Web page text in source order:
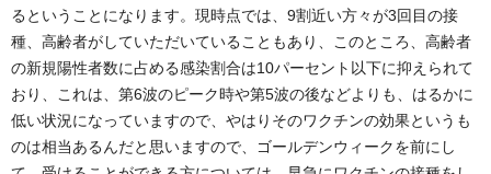
るということになります。現時点では、9割近い方々が3回目の接
種、高齢者がしていただいていることもあり、このところ、高齢者
の新規陽性者数に占める感染割合は10パーセント以下に抑えられて
おり、これは、第6波のピーク時や第5波の後などよりも、はるかに
低い状況になっていますので、やはりそのワクチンの効果というも
のは相当あるんだと思いますので、ゴールデンウィークを前にし